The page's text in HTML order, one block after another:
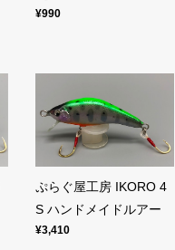
¥990
ぷらぐ屋工房 IKORO 4
S ハンドメイドルアー
¥3,410